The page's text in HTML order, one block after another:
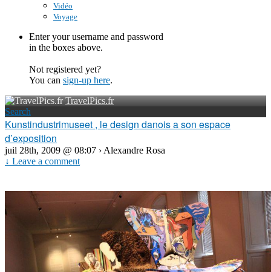
Vidéo
Voyage
Enter your username and password
in the boxes above.
Not registered yet?
You can sign-up here.
TravelPics.fr
Search
Kunstindustrimuseet , le design danois a son espace
d’exposition
juil 28th, 2009 @ 08:07 › Alexandre Rosa
↓ Leave a comment